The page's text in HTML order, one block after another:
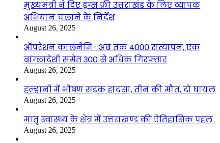
मुख्यमंत्री ने दिए ड्रग्स फ्री उत्तराखंड के लिए व्यापक
अभियान चलाने के निर्देश
August 26, 2025
ऑपरेशन कालनेमि- अब तक 4000 सत्यापन, एक
बांग्लादेशी समेत 300 से अधिक गिरफ्तार
August 26, 2025
हल्द्वानी में भीषण सड़क हादसा, तीन की मौत, दो घायल
August 26, 2025
मातृ स्वास्थ्य के क्षेत्र में उत्तराखण्ड की ऐतिहासिक पहल
August 26, 2025